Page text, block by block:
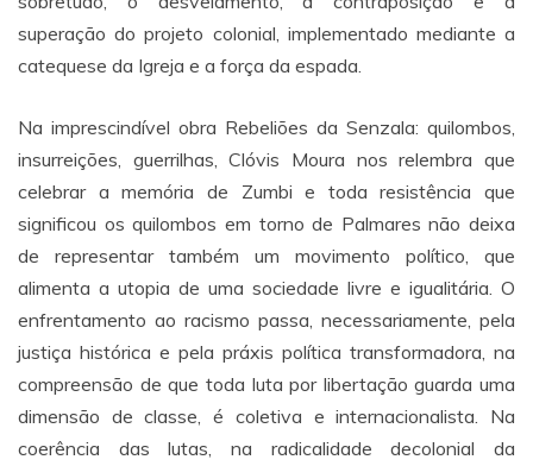
superação do projeto colonial, implementado mediante a
catequese da Igreja e a força da espada.
Na imprescindível obra Rebeliões da Senzala: quilombos,
insurreições, guerrilhas, Clóvis Moura nos relembra que
celebrar a memória de Zumbi e toda resistência que
significou os quilombos em torno de Palmares não deixa
de representar também um movimento político, que
alimenta a utopia de uma sociedade livre e igualitária. O
enfrentamento ao racismo passa, necessariamente, pela
justiça histórica e pela práxis política transformadora, na
compreensão de que toda luta por libertação guarda uma
dimensão de classe, é coletiva e internacionalista. Na
coerência das lutas, na radicalidade decolonial da